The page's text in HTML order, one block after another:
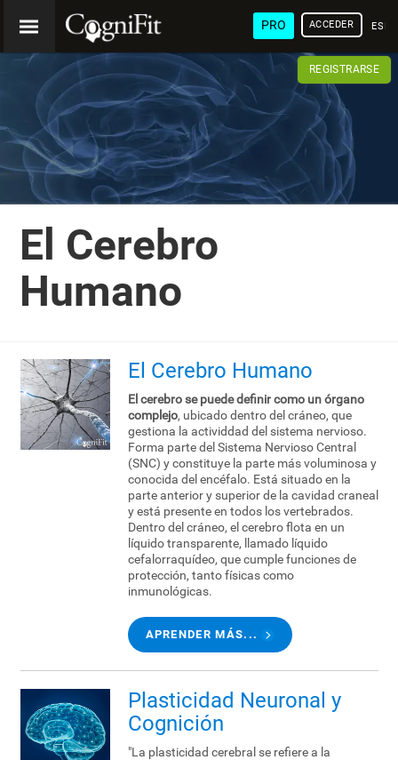
PRO ACCEDER
REGISTRARSE
El Cerebro
Humano
El Cerebro Humano
El cerebro se puede definir como un órgano
complejo, ubicado dentro del cráneo, que
gestiona la actividdad del sistema nervioso.
Forma parte del Sistema Nervioso Central
(SNC) y constituye la parte más voluminosa y
conocida del encéfalo. Está situado en la
parte anterior y superior de la cavidad craneal
y está presente en todos los vertebrados.
Dentro del cráneo, el cerebro flota en un
líquido transparente, llamado líquido
cefalorraquídeo, que cumple funciones de
protección, tanto físicas como
inmunológicas.
APRENDER MÁS...
Plasticidad Neuronal y
Cognición
"La plasticidad cerebral se refiere a la